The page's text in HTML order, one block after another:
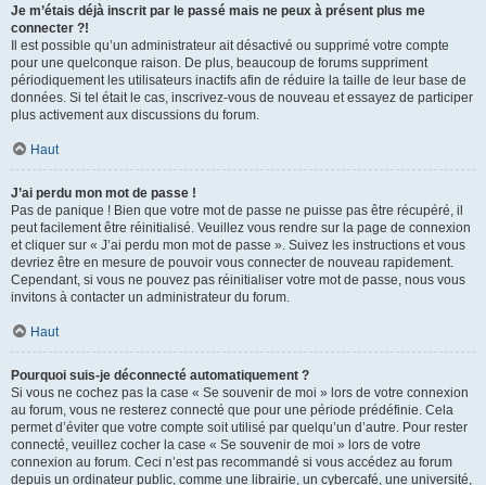
Je m’étais déjà inscrit par le passé mais ne peux à présent plus me
connecter ?!
Il est possible qu’un administrateur ait désactivé ou supprimé votre compte
pour une quelconque raison. De plus, beaucoup de forums suppriment
périodiquement les utilisateurs inactifs afin de réduire la taille de leur base de
données. Si tel était le cas, inscrivez-vous de nouveau et essayez de participer
plus activement aux discussions du forum.
Haut
J’ai perdu mon mot de passe !
Pas de panique ! Bien que votre mot de passe ne puisse pas être récupéré, il
peut facilement être réinitialisé. Veuillez vous rendre sur la page de connexion
et cliquer sur « J’ai perdu mon mot de passe ». Suivez les instructions et vous
devriez être en mesure de pouvoir vous connecter de nouveau rapidement.
Cependant, si vous ne pouvez pas réinitialiser votre mot de passe, nous vous
invitons à contacter un administrateur du forum.
Haut
Pourquoi suis-je déconnecté automatiquement ?
Si vous ne cochez pas la case « Se souvenir de moi » lors de votre connexion
au forum, vous ne resterez connecté que pour une période prédéfinie. Cela
permet d’éviter que votre compte soit utilisé par quelqu’un d’autre. Pour rester
connecté, veuillez cocher la case « Se souvenir de moi » lors de votre
connexion au forum. Ceci n’est pas recommandé si vous accédez au forum
depuis un ordinateur public, comme une librairie, un cybercafé, une université,